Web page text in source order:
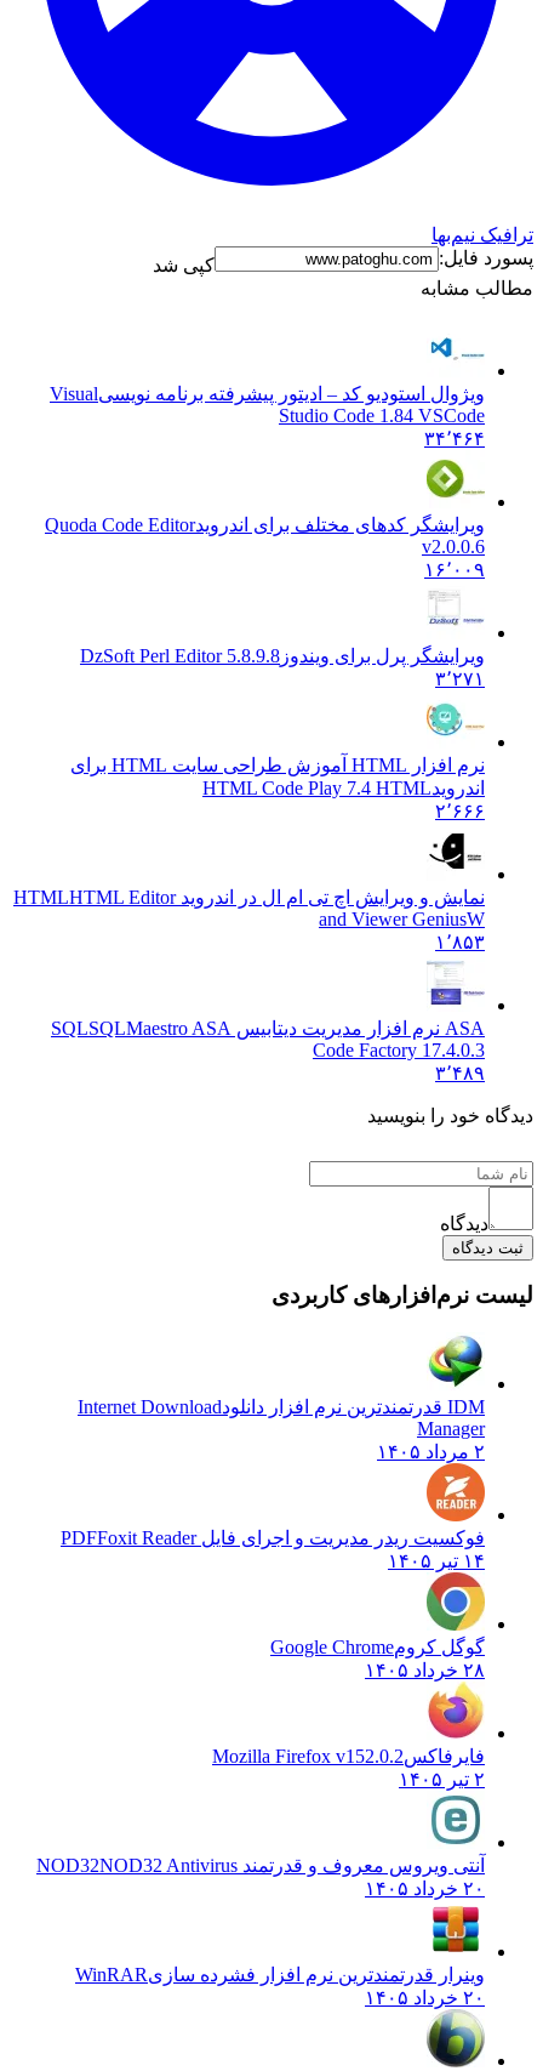
ترافیک نیم‌بها
پسورد فایل:
کپی شد
مطالب مشابه
ویژوال استودیو کد – ادیتور پیشرفته برنامه نویسیVisual
Studio Code 1.84 VSCode
۳۴٬۴۶۴
ویرایشگر کدهای مختلف برای اندرویدQuoda Code Editor
v2.0.0.6
۱۶٬۰۰۹
ویرایشگر پرل برای ویندوز DzSoft Perl Editor 5.8.9.8
۳٬۲۷۱
نرم افزار HTML آموزش طراحی سایت HTML برای
اندرویدHTML Code Play 7.4 HTML
۲٬۶۶۶
نمایش و ویرایش اچ تی ام ال در اندروید HTMLHTML Editor
and Viewer GeniusW
۱٬۸۵۳
ASA نرم افزار مدیریت دیتابیس SQL
SQLMaestro ASA
Code Factory 17.4.0.3
۳٬۴۸۹
دیدگاه خود را بنویسید
دیدگاه
ثبت دیدگاه
لیست نرم‌افزارهای کاربردی
IDM قدرتمندترین نرم افزار دانلود
Internet Download
Manager
۲ مرداد ۱۴۰۵
فوکسیت ریدر مدیریت و اجرای فایل PDFFoxit Reader
۱۴ تیر ۱۴۰۵
گوگل کرومGoogle Chrome
۲۸ خرداد ۱۴۰۵
فایرفاکسMozilla Firefox v152.0.2
۲ تیر ۱۴۰۵
آنتی ویروس معروف و قدرتمند NOD32 NOD32 Antivirus
۲۰ خرداد ۱۴۰۵
وینرار قدرتمندترین نرم افزار فشرده سازیWinRAR
۲۰ خرداد ۱۴۰۵